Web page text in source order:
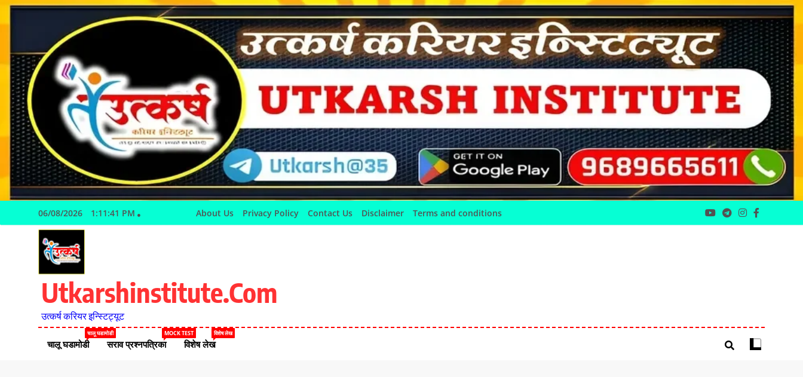
Skip
06/08/2026 1:11:42 PM About Us Privacy Policy Contact Us Disclaimer Terms and conditions
Utkarshinstitute.com
उत्कर्ष करियर इन्स्टिट्यूट
चालू घडामोडी
चालू घडामोडी
सराव प्रश्नपत्रिका
MOCK TEST
विशेष लेख
विशेष लेख